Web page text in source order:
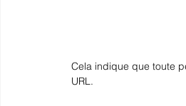
Cela indique que toute
URL.